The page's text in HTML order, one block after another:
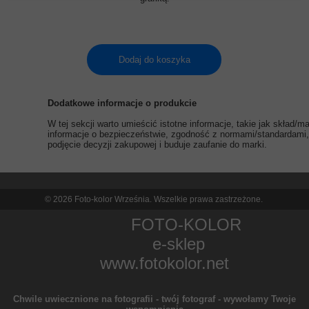
Dodaj do koszyka
Dodatkowe informacje o produkcie
W tej sekcji warto umieścić istotne informacje, takie jak skład/
informacje o bezpieczeństwie, zgodność z normami/
podjęcie decyzji zakupowej i buduje zaufanie do marki.
FOTO-KOLOR
e-sklep
www.fotokolor.net
Chwile uwiecznione na fotografii - twój fotograf - wywołamy Twoje
© 2026 Foto-kolor Września. Wszelkie prawa zastrzeżone.